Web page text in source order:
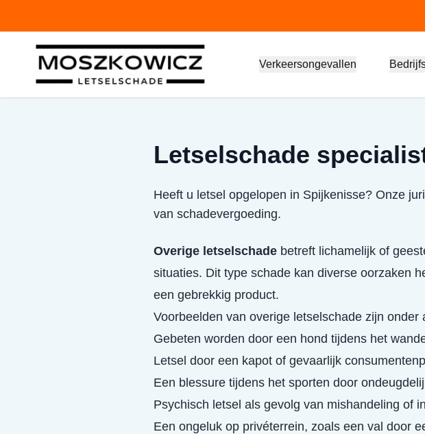
Verkeersongevallen
Letselschade
Heeft u letsel opgelopen in Spijkenisse? Onze
van schadevergoeding.
Overige letselschade betreft lichamelijk of
situaties. Dit type schade kan diverse oorzaken
een gebrekkig product.
Voorbeelden van overige letselschade zijn onder
Gebeten worden door een hond tijdens het
Letsel door een kapot of gevaarlijk
Een blessure tijdens het sporten door
Psychisch letsel als gevolg van mishandeling of
Een ongeluk op privéterrein, zoals een val door